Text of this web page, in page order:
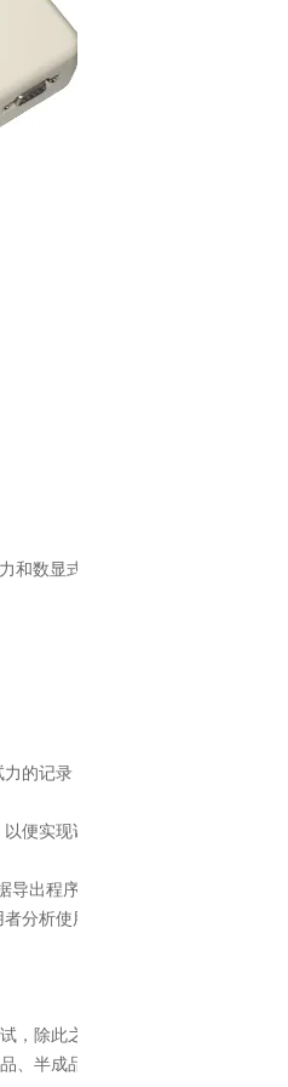
和数显式推拉力计
的记录，并可保
便实现诸如电动机
出程序"，将数据
分析使用与电脑连
，除此之外S型拉压
、半成品、材料的